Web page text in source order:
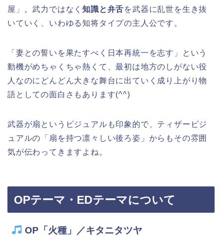
屋」。武力ではなく知識と弁舌を武器に乱世を生き抜
いていく、いわゆる知将タイプの主人公です。
「妻との誓いを果たすべく日本再統一を志す」という
動機がめちゃくちゃ熱くて、最初は地方のしがない役
人なのにどんどん大きな舞台に出ていく成り上がり物
語としての面白さもあります(^^)
武器が扇というビジュアルも印象的で、ティザービジ
ュアルの「扇を持つ凛々しい後ろ姿」からもその雰囲
気が伝わってきますよね。
OPテーマ・EDテーマについて
OP「火種」／キタニタツヤ